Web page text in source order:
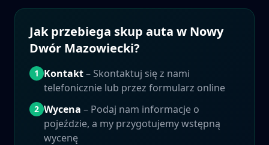
Jak przebiega skup auta w Nowy
Dwór Mazowiecki?
1 Kontakt– Skontaktuj się z nami
telefonicznie lub przez formularz online
2 Wycena – Podaj nam informacje o
pojeździe, a my przygotujemy wstępną
wycenę